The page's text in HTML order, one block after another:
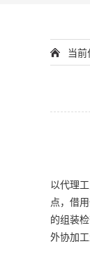
当前
以代理
点，借
的组装
外协加